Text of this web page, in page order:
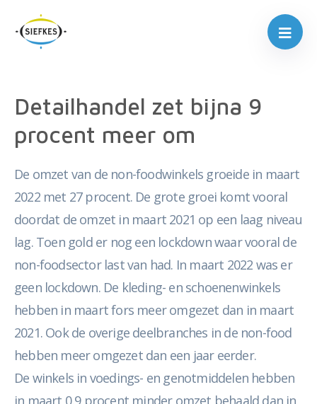
Detailhandel zet bijna 9
procent meer om
De omzet van de non-foodwinkels groeide in maart
2022 met 27 procent. De grote groei komt vooral
doordat de omzet in maart 2021 op een laag niveau
lag. Toen gold er nog een lockdown waar vooral de
non-foodsector last van had. In maart 2022 was er
geen lockdown. De kleding- en schoenenwinkels
hebben in maart fors meer omgezet dan in maart
2021. Ook de overige deelbranches in de non-food
hebben meer omgezet dan een jaar eerder.
De winkels in voedings- en genotmiddelen hebben
in maart 0,9 procent minder omzet behaald dan in